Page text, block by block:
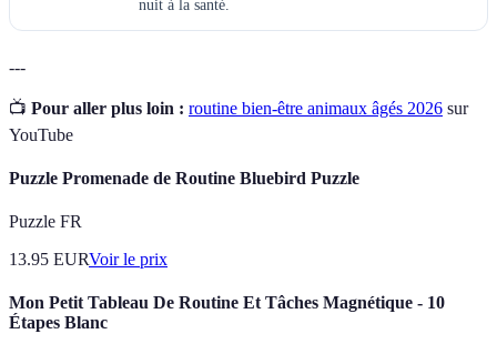
nuit à la santé.
---
📺 Pour aller plus loin : routine bien-être animaux âgés 2026 sur
YouTube
Puzzle Promenade de Routine Bluebird Puzzle
Puzzle FR
13.95 EURVoir le prix
Mon Petit Tableau De Routine Et Tâches Magnétique - 10
Étapes Blanc